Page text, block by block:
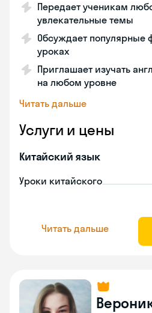
Передает ученикам
увлекательные темы
Обсуждает популярные
уроках
Приглашает изучать
на любом уровне
Читать дальше
Услуги и цены
Китайский язык
Уроки китайского
Читать дальше